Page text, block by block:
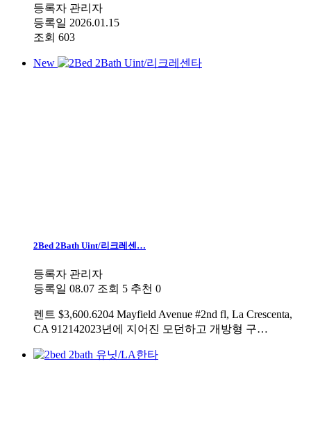
등록자 관리자
등록일 2026.01.15
조회 603
New
2Bed 2Bath Uint/리크레센…
등록자 관리자
등록일 08.07 조회 5 추천 0
렌트 $3,600.6204 Mayfield Avenue #2nd fl, La Crescenta,
CA 912142023년에 지어진 모던하고 개방형 구…